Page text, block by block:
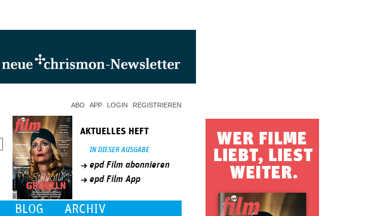
ABO APP LOGIN REGISTRIEREN
AKTUELLES HEFT
IN DIESER AUSGABE
epd Film abonnieren
epd Film App
BLOG ARCHIV